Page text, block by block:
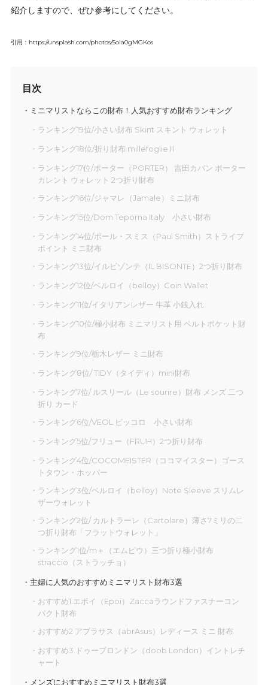
紹介しますので、ぜひ参考にしてください。
引用：https://unsplash.com/photos/5oia0gMGKos
目次
ミニマリストならこの財布！人気おすすめ財布ランキング
ランキング19位/小さい財布 Skint スキント ウォレット
ランキング18位/折り財布 millefoglieⅡ
ランキング17位/ポーター（PORTER） 吉田カバン ポーター
カレント ウォレット 2つ折り財布
ランキング16位/ジャマレ（Jamale）ミニ財布
ランキング15位/Dom Teporna Italy 小さい財布
ランキング14位/ポール・スミス（Paul Smith）ストライプ
ポイント ミニ財布
ランキング13位/イルビゾンテ（IL BISONTE）2つ折り財布
ランキング12位/ベルロイ（belloy）Coin Wallet
ランキング11位/イタリアンレザー 牛革 小銭入れ
ランキング10位/極小財布 ミニマリスト用 ベルトポケット財
布
ランキング9位/栃木レザー ミニ財布
ランキング8位/ TIDY（タイディ）mini財布
ランキング7位/ ルスリール（Le sourire）財布 メンズ 二つ
折り カード
ランキング6位/VEOL ピッコロ 小さい財布
ランキング5位/フリュー（FRUH）2つ折り財布
ランキング4位/COCOMEISTER（ココマイスター）ゴース
トタウン・ホッパー
ランキング3位/ベルロイ（belloy）Note Sleeve スリムレ
ザーウォレット
ランキング2位/ カルトラーレ（Cartolare）薄さ7ミリの二
つ折り財布「フラットウォレット」
ランキング1位/m＋（エムピウ）三つ折り極小財布
straccio（ストラッチョ）
主婦に人気のおすすめミニマリスト財布3選
おすすめ1.エポイ（Epoi）Zaccaラウンドファスナーコン
パクト財布
おすすめ2 アブラサス（abrAsus）レディース ミニ 財布
おすすめ3.ドゥーブロンドン（doob London）イントレチ
ャート
メンズにおすすめミニマリスト財布3選